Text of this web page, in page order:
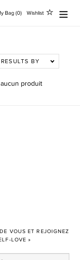
Bag (0) Wishlist
BY
produit
VOUS ET REJOIGNEZ
LOVE »